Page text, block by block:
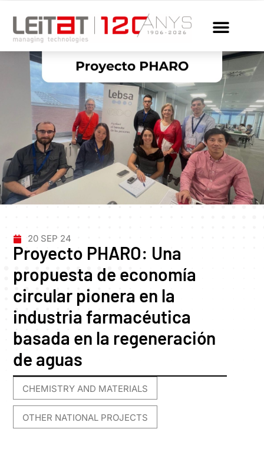
20 SEP 24
Proyecto PHARO: Una
propuesta de economía
circular pionera en la
industria farmacéutica
basada en la regeneración
de aguas
CHEMISTRY AND MATERIALS
OTHER NATIONAL PROJECTS